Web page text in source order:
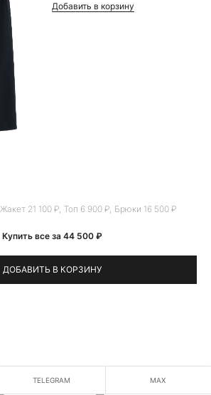
Добавить в корзину
Жакет 21 100 ₽ Топ 6 900 ₽ Брюки 16 500 ₽
Купить все за 44 500 ₽
ДОБАВИТЬ В КОРЗИНУ
TELEGRAM MAX